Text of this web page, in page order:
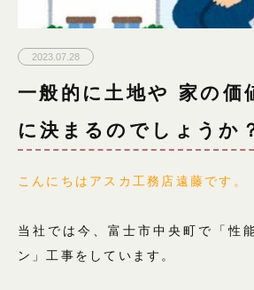
2023.07.28
一般的に土地や 家の価
に決まるのでしょうか
こんにちはアスカ工務店遠藤です。
当社では今、富士市中央町で「性
ン」工事をしています。